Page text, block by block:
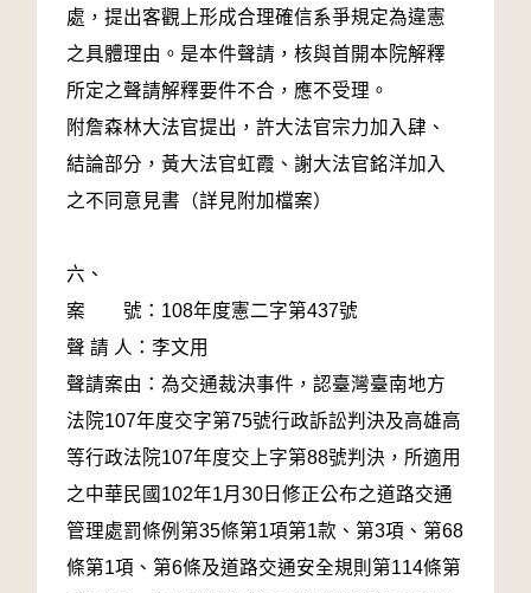
處，提出客觀上形成合理確信系爭規定為違憲
之具體理由。是本件聲請，核與首開本院解釋
所定之聲請解釋要件不合，應不受理。
附詹森林大法官提出，許大法官宗力加入肆、
結論部分，黃大法官虹霞、謝大法官銘洋加入
之不同意見書（詳見附加檔案）
六、
案 號：108年度憲二字第437號
聲 請 人：李文用
聲請案由：為交通裁決事件，認臺灣臺南地方
法院107年度交字第75號行政訴訟判決及高雄高
等行政法院107年度交上字第88號判決，所適用
之中華民國102年1月30日修正公布之道路交通
管理處罰條例第35條第1項第1款、第3項、第68
條第1項、第6條及道路交通安全規則第114條第